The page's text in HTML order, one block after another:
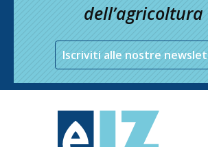
dell’agricoltura
Iscriviti alle nostre